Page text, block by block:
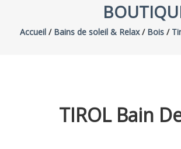
Accueil/ Bains de soleil & Relax/ Bois/
TIROL Bain